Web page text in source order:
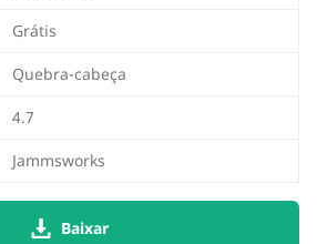
Grátis
Quebra-cabeça
4.7
Jammsworks
Baixar